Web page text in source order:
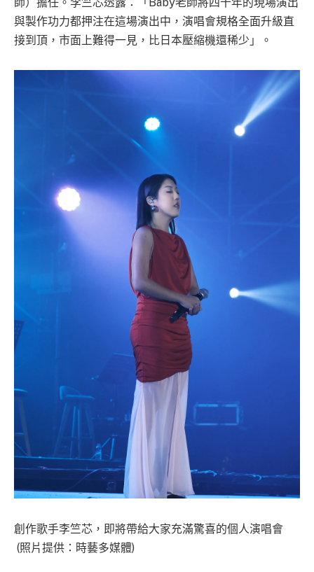
與製作功力都押注在這場演出中，演唱會規格全面升級直
接到頂，市面上難得一見，比日本壓縮機還稀少」。
創作歌手李竺芯，即將帶給大家充滿驚喜的個人演唱會
(照片提供：時藝多媒體)